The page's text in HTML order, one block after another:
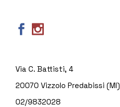
Via C. Battisti, 4
20070 Vizzolo Predabissi (MI)
02/9832028